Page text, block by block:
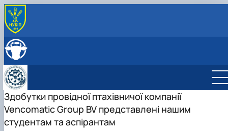
ПРО КАФЕДРУ
Співпраця з роботодавцями
Відеотур кафедрою
ОСВІТНЯ ДІЯЛЬНІСТЬ
Навчальні лабораторії
Сертифікатні курси
Фотогалерея
Робочі програми
НАУКОВА ДІЯЛЬНІСТЬ
Наукова робота
Дорадча діяльність
Наукові гуртки
Підготовка аспірантів та докторантів
МІЖНАРОДНА ДІЯЛЬНІСТЬ
Здобутки провідної птахівничої компанії
Vencomatic Group BV представлені нашим
студентам та аспірантам